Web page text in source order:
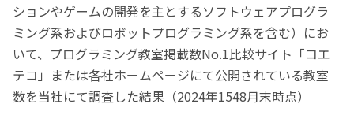
ションやゲームの開発を主とするソフトウェアプログラ
ミング系およびロボットプログラミング系を含む）にお
いて、プログラミング教室掲載数No.1比較サイト「コエ
テコ」または各社ホームページにて公開されている教室
数を当社にて調査した結果（2024年1548月末時点）